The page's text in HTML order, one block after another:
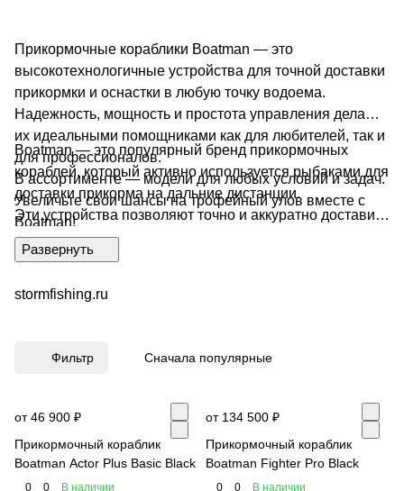
Прикормочные кораблики Boatman — это
высокотехнологичные устройства для точной доставки
прикормки и оснастки в любую точку водоема.
Надежность, мощность и простота управления делают
их идеальными помощниками как для любителей, так и
для профессионалов.
В ассортименте — модели для любых условий и задач.
Увеличьте свои шансы на трофейный улов вместе с
Boatman!
Boatman — это популярный бренд прикормочных
кораблей, который активно используется рыбаками для
доставки прикорма на дальние дистанции.
Эти устройства позволяют точно и аккуратно доставить
корм в нужное место водоема, что особенно важно при
ловле на больших расстояниях или в труднодоступных
Дальность хода: В зависимости от модели, корабли
метров.
даже на крупных водоемах.
Тип управления: Большинство моделей оснащены
stormfishing.ru
Фильтр Сначала популярные
от 46 900 ₽
Прикормочный кораблик
Boatman Actor Plus Basic Black
0 0 В наличии
от 134 500 ₽
Прикормочный кораблик
Boatman Fighter Pro Black
0 0 В наличии